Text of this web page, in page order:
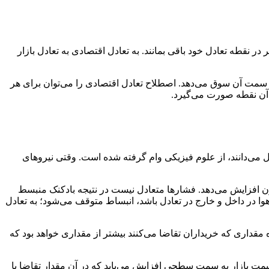
تعادل خود باقی بمانند. به تعادل اقتصادی به تعادل بازار
سمت آن سوق می‌دهد. اصطلاح تعادل اقتصادی را می‌توان برای هر
آن نقطه صورت می‌گیرد.
می‌دانند، از علوم فیزیکی وام گرفته شده است. وقتی نیروهای
افزایش می‌دهد. فشارها متعادل نیست در نتیجه بادکنک منبسط
در داخل و خارج در تعادل باشد، انبساط متوقف می‌شود؛ به تعادل
که خریداران تقاضا می‌کنند بیشتر از مقداری خواهد بود که
قیمت بازار به سمت سطحی افزایش می‌یابد که در آن مقدار تقاضا با